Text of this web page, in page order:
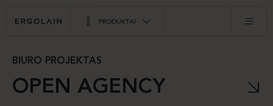
PRODUKTAI
BIURO PROJEKTAS
OPEN AGENCY